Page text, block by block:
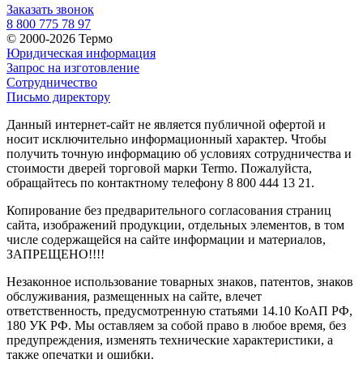
Заказать звонок
8 800 775 78 97
© 2000-2026 Термо
Юридическая информация
Запрос на изготовление
Сотрудничество
Письмо директору
Данный интернет-сайт не является публичной офертой и
носит исключительно информационный характер. Чтобы
получить точную информацию об условиях сотрудничества и
стоимости дверей торговой марки Termo. Пожалуйста,
обращайтесь по контактному телефону 8 800 444 13 21.
Копирование без предварительного согласования страниц
сайта, изображений продукции, отдельных элементов, в том
числе содержащейся на сайте информации и материалов,
ЗАПРЕЩЕНО!!!!
Незаконное использование товарных знаков, патентов, знаков
обслуживания, размещенных на сайте, влечет
ответственность, предусмотренную статьями 14.10 КоАП РФ,
180 УК РФ. Мы оставляем за собой право в любое время, без
предупреждения, изменять технические характеристики, а
также опечатки и ошибки.